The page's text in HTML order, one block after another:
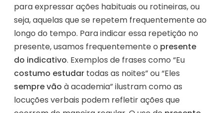
para expressar ações habituais ou rotineiras, ou
seja, aquelas que se repetem frequentemente ao
longo do tempo. Para indicar essa repetição no
presente, usamos frequentemente o presente
do indicativo. Exemplos de frases como “Eu
costumo estudar todas as noites” ou “Eles
sempre vão à academia” ilustram como as
locuções verbais podem refletir ações que